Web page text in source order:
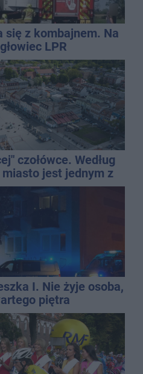
się z kombajnem. Na
LPR
czołówce. Według
jest jednym z
na upały
I. Nie żyje osoba,
piętra